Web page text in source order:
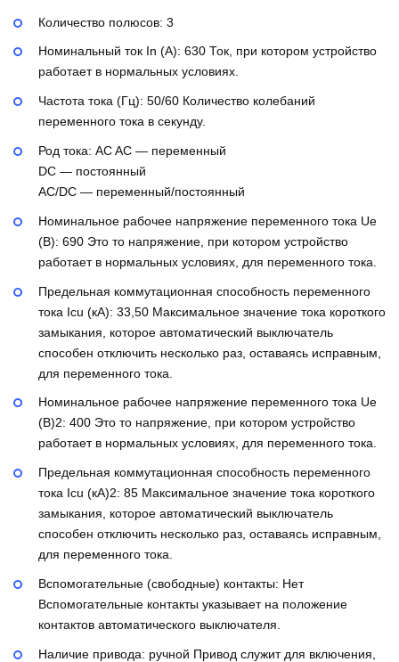
Количество полюсов: 3
Номинальный ток In (А): 630 Ток, при котором устройство
работает в нормальных условиях.
Частота тока (Гц): 50/60 Количество колебаний
переменного тока в секунду.
Род тока: ACAC — переменный
DC — постоянный
AC/DC — переменный/постоянный
Номинальное рабочее напряжение переменного тока Ue
(В): 690 Это то напряжение, при котором устройство
работает в нормальных условиях, для переменного тока.
Предельная коммутационная способность переменного
тока Icu (кА): 33,50 Максимальное значение тока короткого
замыкания, которое автоматический выключатель
способен отключить несколько раз, оставаясь исправным,
для переменного тока.
Номинальное рабочее напряжение переменного тока Ue
(В)2: 400 Это то напряжение, при котором устройство
работает в нормальных условиях, для переменного тока.
Предельная коммутационная способность переменного
тока Icu (кА)2: 85 Максимальное значение тока короткого
замыкания, которое автоматический выключатель
способен отключить несколько раз, оставаясь исправным,
для переменного тока.
Вспомогательные (свободные) контакты: Нет
Вспомогательные контакты указывает на положение
контактов автоматического выключателя.
Наличие привода: ручной Привод служит для включения,